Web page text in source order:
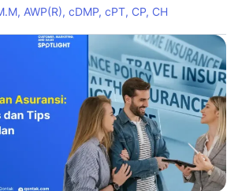
AWP(R), cDMP, cPT, CP, CH